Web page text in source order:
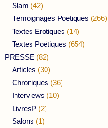
Slam (42)
Témoignages Poétiques (266)
Textes Erotiques (14)
Textes Poétiques (654)
PRESSE (82)
Articles (30)
Chroniques (36)
Interviews (10)
LivresP (2)
Salons (1)